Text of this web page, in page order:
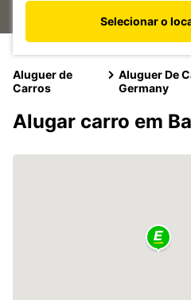
Selecionar o
Aluguer de
Carros
Aluguer De
Germany
Alugar carro em